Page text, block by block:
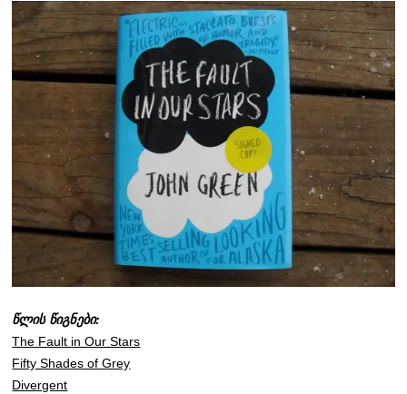
წლის წიგნები:
The Fault in Our Stars
Fifty Shades of Grey
Divergent